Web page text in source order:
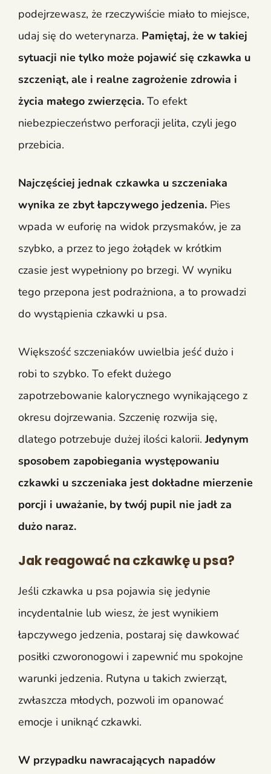
podejrzewasz, że rzeczywiście miało to miejsce,
udaj się do weterynarza. Pamiętaj, że w takiej
sytuacji nie tylko może pojawić się czkawka u
szczeniąt, ale i realne zagrożenie zdrowia i
życia małego zwierzęcia. To efekt
niebezpieczeństwo perforacji jelita, czyli jego
przebicia.
Najczęściej jednak czkawka u szczeniaka
wynika ze zbyt łapczywego jedzenia. Pies
wpada w euforię na widok przysmaków, je za
szybko, a przez to jego żołądek w krótkim
czasie jest wypełniony po brzegi. W wyniku
tego przepona jest podrażniona, a to prowadzi
do wystąpienia czkawki u psa.
Większość szczeniaków uwielbia jeść dużo i
robi to szybko. To efekt dużego
zapotrzebowanie kalorycznego wynikającego z
okresu dojrzewania. Szczenię rozwija się,
dlatego potrzebuje dużej ilości kalorii.Jedynym
sposobem zapobiegania występowaniu
czkawki u szczeniaka jest dokładne mierzenie
porcji i uważanie, by twój pupil nie jadł za
dużo naraz.
Jak reagować na czkawkę u psa?
Jeśli czkawka u psa pojawia się jedynie
incydentalnie lub wiesz, że jest wynikiem
łapczywego jedzenia, postaraj się dawkować
posiłki czworonogowi i zapewnić mu spokojne
warunki jedzenia. Rutyna u takich zwierząt,
zwłaszcza młodych, pozwoli im opanować
emocje i uniknąć czkawki.
W przypadku nawracających napadów